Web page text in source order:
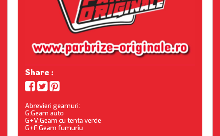
Share :
Abrevieri geamuri:
G:Geam auto
G+V:Geam cu tenta verde
G+F:Geam fumuriu